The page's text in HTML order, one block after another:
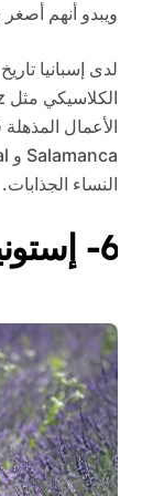
ويبدو أنهم أصغر
لدى إسبانيا
النساء الجذابات.
6- إستونيا: (نساء إستونيات)